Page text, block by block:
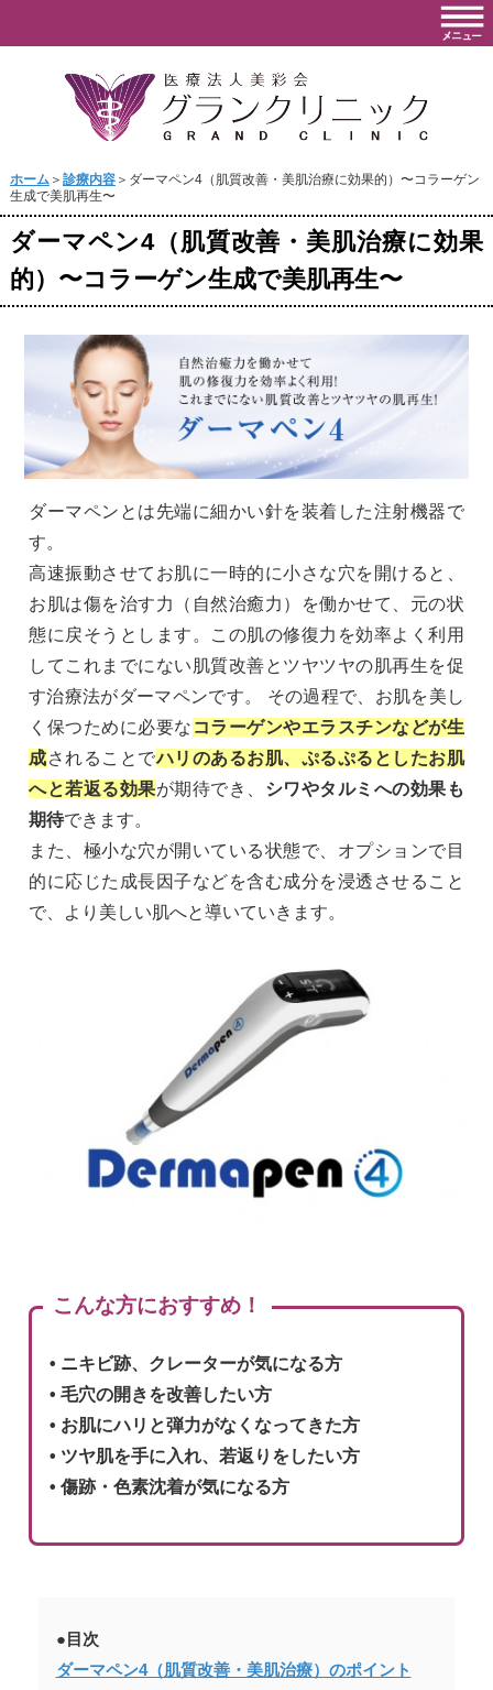
ホーム＞ 診療内容＞ダーマペン4（肌質改善・美肌治療に効果的）〜コラーゲン
生成で美肌再生〜
ダーマペン4（肌質改善・美肌治療に効果
的）〜コラーゲン生成で美肌再生〜
ダーマペンとは先端に細かい針を装着した注射機器で
す。
高速振動させてお肌に一時的に小さな穴を開けると、
お肌は傷を治す力（自然治癒力）を働かせて、元の状
態に戻そうとします。この肌の修復力を効率よく利用
してこれまでにない肌質改善とツヤツヤの肌再生を促
す治療法がダーマペンです。 その過程で、お肌を美し
く保つために必要な コラーゲンやエラスチンなどが生
成されることでハリのあるお肌、ぷるぷるとしたお肌
へと若返る効果が期待でき、 シワやタルミへの効果も
期待できます。
また、極小な穴が開いている状態で、オプションで目
的に応じた成長因子などを含む成分を浸透させること
で、より美しい肌へと導いていきます。
こんな方におすすめ！
• ニキビ跡、クレーターが気になる方
• 毛穴の開きを改善したい方
• お肌にハリと弾力がなくなってきた方
• ツヤ肌を手に入れ、若返りをしたい方
• 傷跡・色素沈着が気になる方
●目次
ダーマペン4（肌質改善・美肌治療）のポイント